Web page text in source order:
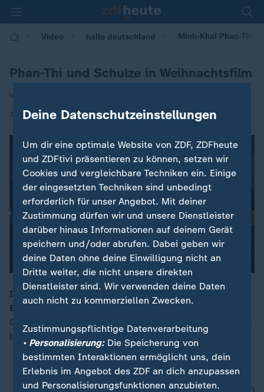
Video hallo deutschland Minh-Khai Phan-Thi
Phan-Thi und Schulze in Weihnachtsfilm
von Roger Krüger
11.12.2025 | 17:10
In der Weihnachtskomödie "Eine fast perfekte
Bescherung" spielen Minh-Khai Phan-Thi und Marc
Oliver Schulze die Hauptrollen. Wir sprechen mit ihnen
in Berlin.
nach oben
Deine Datenschutzeinstellungen
Um dir eine optimale Website von ZDF, ZDFheute
und ZDFtivi präsentieren zu können, setzen wir
Cookies und vergleichbare Techniken ein. Einige
der eingesetzten Techniken sind unbedingt
erforderlich für unser Angebot. Mit deiner
Zustimmung dürfen wir und unsere Dienstleister
darüber hinaus Informationen auf deinem Gerät
speichern und/oder abrufen. Dabei geben wir
deine Daten ohne deine Einwilligung nicht an
Dritte weiter, die nicht unsere direkten
Dienstleister sind. Wir verwenden deine Daten
auch nicht zu kommerziellen Zwecken.
Zustimmungspflichtige Datenverarbeitung
• Personalisierung:Die Speicherung von
bestimmten Interaktionen ermöglicht uns, dein
Erlebnis im Angebot des ZDF an dich anzupassen
und Personalisierungsfunktionen anzubieten.